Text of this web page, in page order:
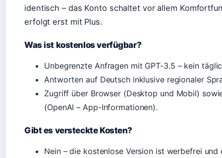
identisch – das Konto schaltet vor allem
erfolgt erst mit Plus.
Was ist kostenlos verfügbar?
Unbegrenzte Anfragen mit GPT-3.5 – kein
Antworten auf Deutsch inklusive regionaler
Zugriff über Browser (Desktop und Mobil)
(OpenAI – App-Informationen).
Gibt es versteckte Kosten?
Nein – die kostenlose Version ist werbefrei